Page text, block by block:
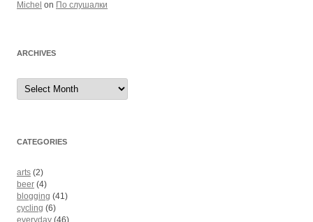
Michel on По слушалки
ARCHIVES
Archives
CATEGORIES
arts (2)
beer (4)
blogging (41)
cycling (6)
everyday (46)